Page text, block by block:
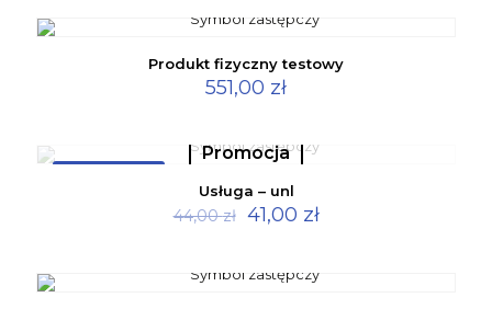
Produkt fizyczny testowy
551,00 zł
Promocja
Usługa – unl
44,00zł 41,00 zł